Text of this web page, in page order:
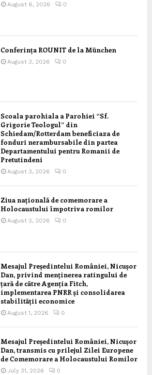
August 6, 2026 0
Conferința ROUNIT de la München
August 3, 2026 0
Scoala parohiala a Parohiei “Sf.
Grigorie Teologul” din
Schiedam/Rotterdam beneficiaza de
fonduri nerambursabile din partea
Departamentului pentru Romanii de
Pretutindeni
August 3, 2026 0
Ziua națională de comemorare a
Holocaustului împotriva romilor
August 2, 2026 0
Mesajul Președintelui României, Nicușor
Dan, privind menținerea ratingului de
țară de către Agenția Fitch,
implementarea PNRR și consolidarea
stabilității economice
August 1, 2026 0
Mesajul Președintelui României, Nicușor
Dan, transmis cu prilejul Zilei Europene
de Comemorare a Holocaustului Romilor
July 31, 2026 0